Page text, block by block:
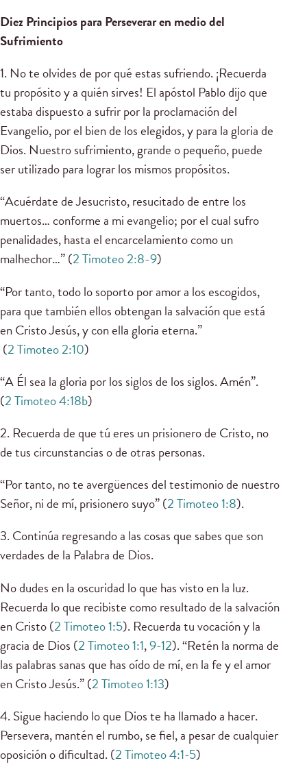
Diez Principios para Perseverar en medio del
Sufrimiento
1. No te olvides de por qué estas sufriendo. ¡Recuerda
tu propósito y a quién sirves! El apóstol Pablo dijo que
estaba dispuesto a sufrir por la proclamación del
Evangelio, por el bien de los elegidos, y para la gloria de
Dios. Nuestro sufrimiento, grande o pequeño, puede
ser utilizado para lograr los mismos propósitos.
“Acuérdate de Jesucristo, resucitado de entre los
muertos… conforme a mi evangelio; por el cual sufro
penalidades, hasta el encarcelamiento como un
malhechor…” (2 Timoteo 2:8-9)
“Por tanto, todo lo soporto por amor a los escogidos,
para que también ellos obtengan la salvación que está
en Cristo Jesús, y con ella gloria eterna.”
(2 Timoteo 2:10)
“A Él sea la gloria por los siglos de los siglos. Amén”.
(2 Timoteo 4:18b)
2. Recuerda de que tú eres un prisionero de Cristo, no
de tus circunstancias o de otras personas.
“Por tanto, no te avergüences del testimonio de nuestro
Señor, ni de mí, prisionero suyo” (2 Timoteo 1:8).
3. Continúa regresando a las cosas que sabes que son
verdades de la Palabra de Dios.
No dudes en la oscuridad lo que has visto en la luz.
Recuerda lo que recibiste como resultado de la salvación
en Cristo (2 Timoteo 1:5). Recuerda tu vocación y la
gracia de Dios (2 Timoteo 1:1,9-12). “Retén la norma de
las palabras sanas que has oído de mí, en la fe y el amor
en Cristo Jesús.” (2 Timoteo 1:13)
4. Sigue haciendo lo que Dios te ha llamado a hacer.
Persevera, mantén el rumbo, se fiel, a pesar de cualquier
oposición o dificultad. (2 Timoteo 4:1-5)